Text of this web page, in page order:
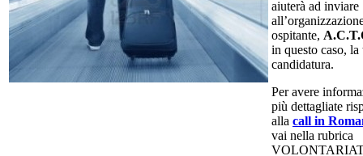
aiuterà ad inviare
ospitante,
in questo caso, la
candidatura.
Per avere
più dettagliate
alla call in
vai nella rubrica